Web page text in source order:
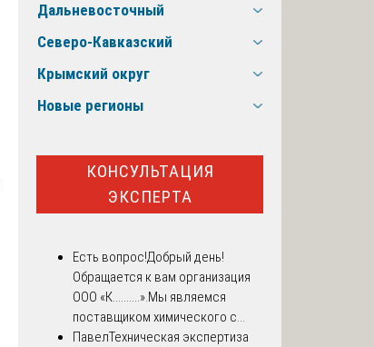
Дальневосточный
Северо-Кавказский
Крымский округ
Новые регионы
КОНСУЛЬТАЦИЯ
ЭКСПЕРТА
Есть вопрос!Добрый день!
Обращается к вам организация
ООО «К..........».Мы являемся
поставщиком химического с...
ПавелТехническая экспертиза